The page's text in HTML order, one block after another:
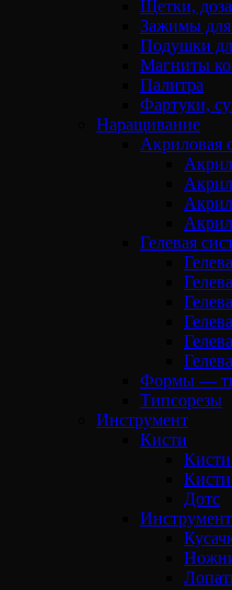
Щетки,
Зажимы для
Подушки
Магниты
Палитра
Фартуки,
Наращивание
Акриловая
Гелевая
Формы —
Типсорезы
Инструмент
Кисти
Кисти
Дотс